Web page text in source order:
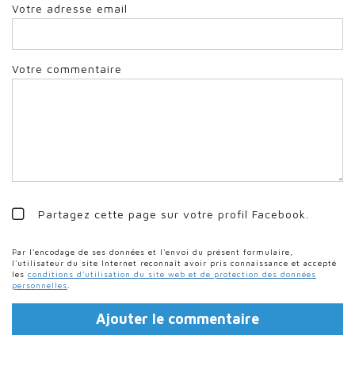
Votre adresse email
Votre commentaire
Partagez cette page sur votre profil Facebook.
Par l'encodage de ses données et l'envoi du présent formulaire,
l'utilisateur du site Internet reconnaît avoir pris connaissance et accepté
les conditions d'utilisation du site web et de protection des données
personnelles